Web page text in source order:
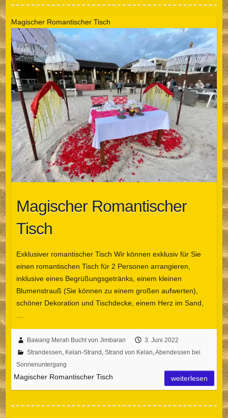
Magischer Romantischer Tisch
Magischer Romantischer
Tisch
Exklusiver romantischer Tisch Wir können exklusiv für Sie
einen romantischen Tisch für 2 Personen arrangieren,
inklusive eines Begrüßungsgetränks, einem kleinen
Blumenstrauß (Sie können zu einem großen aufwerten),
schöner Dekoration und Tischdecke, einem Herz im Sand,
Bawang Merah Bucht von Jimbaran
3. Juni 2022
Strandessen, Kelan-Strand , Strand von Kelan,Abendessen bei
Sonnenuntergang
Magischer Romantischer Tisch weiterlesen